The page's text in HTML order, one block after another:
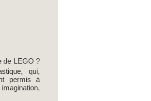
de LEGO ?
qui,
permis à